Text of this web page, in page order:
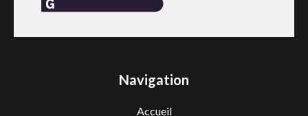
Navigation
Accueil